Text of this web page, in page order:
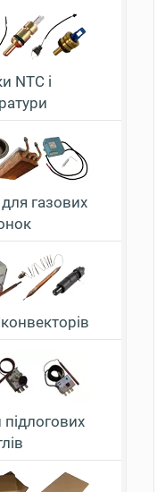
NTC і
газових